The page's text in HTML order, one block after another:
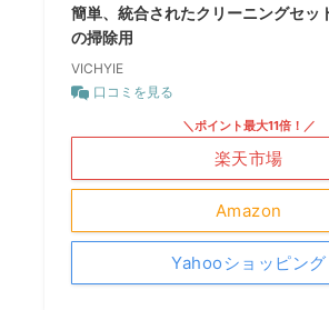
簡単、統合されたクリーニングセッ
の掃除用
VICHYIE
口コミを見る
Amazon
＼ポイント最大11倍！／
楽天市場
Yahooショッピング